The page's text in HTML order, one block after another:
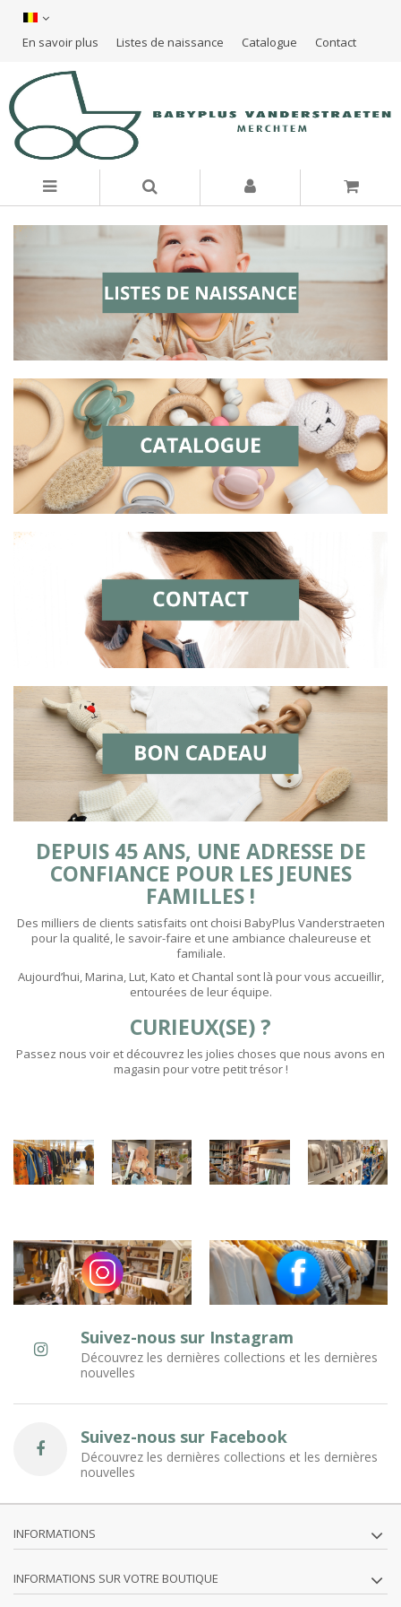
En savoir plus Listes de naissance Catalogue Contact
DEPUIS 45 ANS, UNE ADRESSE DE
CONFIANCE POUR LES JEUNES
FAMILLES !
Des milliers de clients satisfaits ont choisi BabyPlus Vanderstraeten
pour la qualité, le savoir-faire et une ambiance chaleureuse et
familiale.
Aujourd’hui, Marina, Lut, Kato et Chantal sont là pour vous accueillir,
entourées de leur équipe.
CURIEUX(SE) ?
Passez nous voir et découvrez les jolies choses que nous avons en
magasin pour votre petit trésor !
Suivez-nous sur Instagram
Découvrez les dernières collections et les dernières
nouvelles
Suivez-nous sur Facebook
Découvrez les dernières collections et les dernières
nouvelles
INFORMATIONS
INFORMATIONS SUR VOTRE BOUTIQUE